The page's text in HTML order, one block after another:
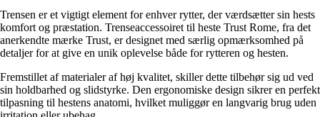
Trensen er et vigtigt element for enhver rytter, der værdsætter sin hests
komfort og præstation. Trenseaccessoiret til heste Trust Rome, fra det
anerkendte mærke Trust, er designet med særlig opmærksomhed på
detaljer for at give en unik oplevelse både for rytteren og hesten.
Fremstillet af materialer af høj kvalitet, skiller dette tilbehør sig ud ved
sin holdbarhed og slidstyrke. Den ergonomiske design sikrer en perfekt
tilpasning til hestens anatomi, hvilket muliggør en langvarig brug uden